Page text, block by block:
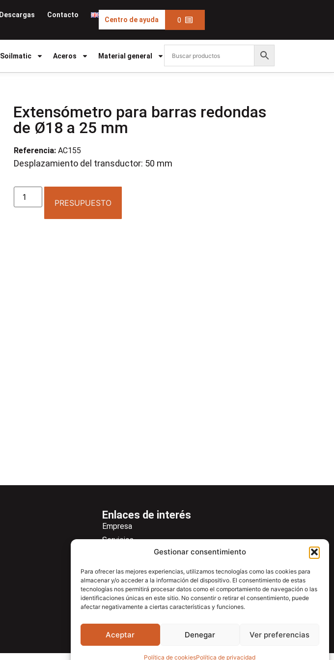
Gestionar consentimiento
Para ofrecer las mejores experiencias, utilizamos tecnologías como las cookies para
almacenar y/o acceder a la información del dispositivo. El consentimiento de estas
tecnologías nos permitirá procesar datos como el comportamiento de navegación o las
identificaciones únicas en este sitio. No consentir o retirar el consentimiento, puede
afectar negativamente a ciertas características y funciones.
Aceptar Denegar Ver preferencias
Política de cookiesPolítica de privacidad
Descargas Contacto
Centro de ayuda 0
Soilmatic Aceros Material general
Extensómetro para barras redondas
de Ø18 a 25 mm
Referencia: AC155
Desplazamiento del transductor: 50 mm
PRESUPUESTO
Enlaces de interés
Empresa
Servicios
Newsletter
Descargas
Contacto
Centro de ayuda